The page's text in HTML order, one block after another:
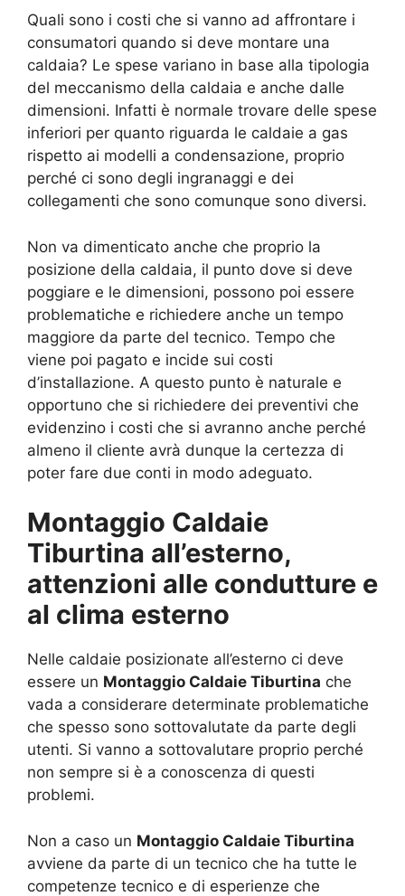
Quali sono i costi che si vanno ad affrontare i
consumatori quando si deve montare una
caldaia? Le spese variano in base alla tipologia
del meccanismo della caldaia e anche dalle
dimensioni. Infatti è normale trovare delle spese
inferiori per quanto riguarda le caldaie a gas
rispetto ai modelli a condensazione, proprio
perché ci sono degli ingranaggi e dei
collegamenti che sono comunque sono diversi.
Non va dimenticato anche che proprio la
posizione della caldaia, il punto dove si deve
poggiare e le dimensioni, possono poi essere
problematiche e richiedere anche un tempo
maggiore da parte del tecnico. Tempo che
viene poi pagato e incide sui costi
d’installazione. A questo punto è naturale e
opportuno che si richiedere dei preventivi che
evidenzino i costi che si avranno anche perché
almeno il cliente avrà dunque la certezza di
poter fare due conti in modo adeguato.
Montaggio Caldaie
Tiburtina all’esterno,
attenzioni alle condutture e
al clima esterno
Nelle caldaie posizionate all’esterno ci deve
essere un Montaggio Caldaie Tiburtina che
vada a considerare determinate problematiche
che spesso sono sottovalutate da parte degli
utenti. Si vanno a sottovalutare proprio perché
non sempre si è a conoscenza di questi
problemi.
Non a caso un Montaggio Caldaie Tiburtina
avviene da parte di un tecnico che ha tutte le
competenze tecnico e di esperienze che